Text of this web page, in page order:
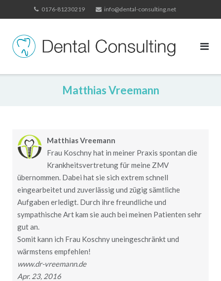
to
0176-81230219 info@dental-consulting.net
Matthias Vreemann
Matthias Vreemann
Frau Koschny hat in meiner Praxis spontan die
Krankheitsvertretung für meine ZMV
übernommen. Dabei hat sie sich extrem schnell
eingearbeitet und zuverlässig und zügig sämtliche
Aufgaben erledigt. Durch ihre freundliche und
sympathische Art kam sie auch bei meinen Patienten sehr
gut an.
Somit kann ich Frau Koschny uneingeschränkt und
wärmstens empfehlen!
www.dr-vreemann.de
Apr. 23, 2016